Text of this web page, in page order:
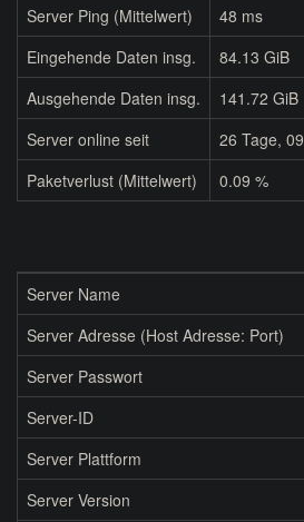
Server Ping (Mittelwert)
48 ms
Eingehende Daten insg.
84.13 GiB
Ausgehende Daten insg.
141.72 GiB
Server online seit
26 Tage, 09
Paketverlust (Mittelwert)
0.09 %
Server Name
Server Adresse (Host Adresse: Port)
Server Passwort
Server-ID
Server Plattform
Server Version